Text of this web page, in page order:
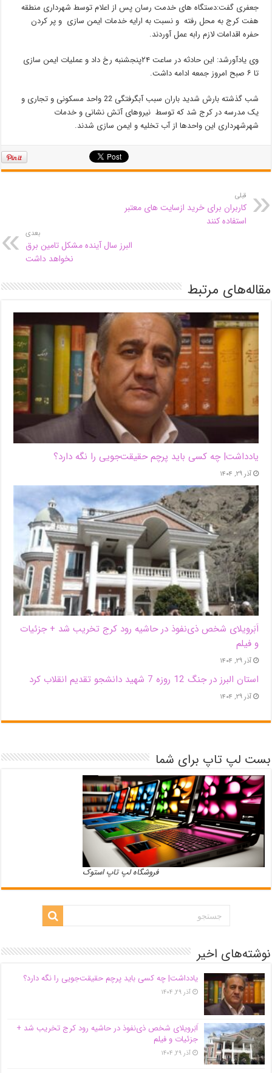
جعفری گفت:دستگاه های خدمت رسان پس از اعلام توسط شهرداری منطقه
هفت کرج به محل رفته و نسبت به ارایه خدمات ایمن سازی و پر کردن
حفره اقدامات لازم رابه عمل آوردند.
وی یادآورشد: این حادثه در ساعت ۲۴پنجشنبه رخ داد و عملیات ایمن سازی
تا ۶ صبح امروز جمعه ادامه داشت.
شب گذشته بارش شدید باران سبب آبگرفتگی 22 واحد مسکونی و تجاری و
یک مدرسه در کرج شد که توسط نیروهای آتش نشانی و خدمات
شهرشهرداری این واحدها از آب تخلیه و ایمن سازی شدند.
قبلی
کاربران برای خرید ازسایت های معتبر
استفاده کنند
بعدی
البرز سال آینده مشکل تامین برق
نخواهد داشت
مقاله‌های مرتبط
یادداشت| ‌چه کسی باید پرچم حقیقت‌جویی را نگه دارد؟
آذر ۲۹, ۱۴۰۴
اَبَر‌ویلای شخص ذی‌نفوذ در حاشیه‌ رود کرج تخریب شد + جزئیات
و فیلم
آذر ۲۹, ۱۴۰۴
استان البرز در جنگ 12 روزه 7 شهید دانشجو تقدیم انقلاب کرد
آذر ۲۹, ۱۴۰۴
بست لپ تاپ برای شما
فروشگاه لپ تاپ استوک
نوشته‌های اخیر
یادداشت| ‌چه کسی باید پرچم حقیقت‌جویی را نگه دارد؟
آذر ۲۹, ۱۴۰۴
اَبَر‌ویلای شخص ذی‌نفوذ در حاشیه‌ رود کرج تخریب شد +
جزئیات و فیلم
آذر ۲۹, ۱۴۰۴